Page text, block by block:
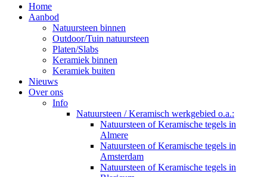
Home
Aanbod
Natuursteen binnen
Outdoor/Tuin natuursteen
Platen/Slabs
Keramiek binnen
Keramiek buiten
Nieuws
Over ons
Info
Natuursteen / Keramisch werkgebied o.a.:
Natuursteen of Keramische tegels in
Almere
Natuursteen of Keramische tegels in
Amsterdam
Natuursteen of Keramische tegels in